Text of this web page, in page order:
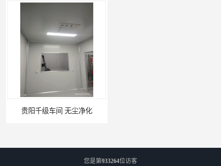
贵阳千级车间 无尘净化
您是第933264位访客